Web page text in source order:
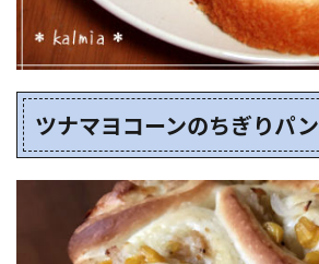
ツナマヨコーンのちぎりパン